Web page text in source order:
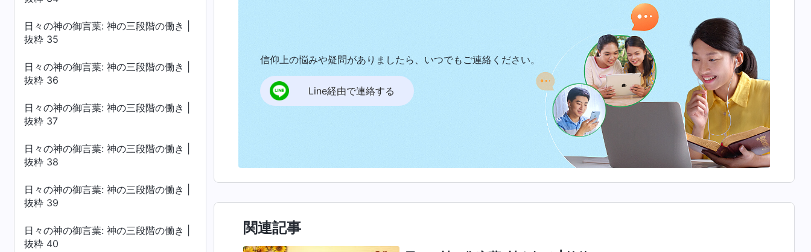
日々の神の御言葉: 神の三段階の働き |
抜粋 35
日々の神の御言葉: 神の三段階の働き |
抜粋 36
日々の神の御言葉: 神の三段階の働き |
抜粋 37
日々の神の御言葉: 神の三段階の働き |
抜粋 38
日々の神の御言葉: 神の三段階の働き |
抜粋 39
日々の神の御言葉: 神の三段階の働き |
抜粋 40
信仰上の悩みや疑問がありましたら、いつでもご連絡ください。
Line経由で連絡する
関連記事